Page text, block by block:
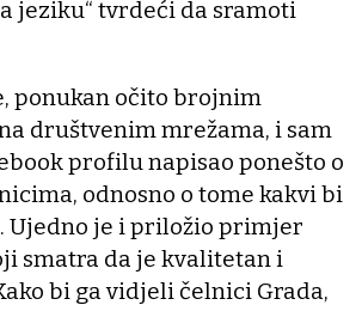
jeziku“ tvrdeći da sramoti
ponukan očito brojnim
društvenim mrežama, i sam
profilu napisao ponešto o
odnosno o tome kakvi bi
Ujedno je i priložio primjer
smatra da je kvalitetan i
bi ga vidjeli čelnici Grada,